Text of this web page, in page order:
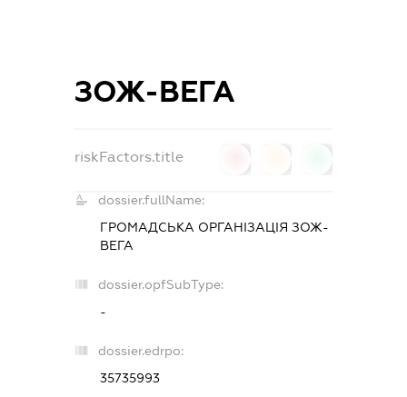
ЗОЖ-ВЕГА
riskFactors.title
dossier.fullName:
ГРОМАДСЬКА ОРГАНІЗАЦІЯ ЗОЖ-
ВЕГА
dossier.opfSubType:
-
dossier.edrpo:
35735993